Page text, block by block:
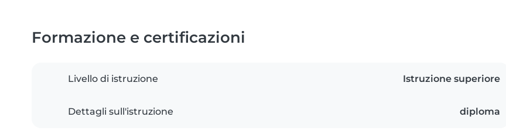
Formazione e certificazioni
Livello di istruzione Istruzione superiore
Dettagli sull'istruzione diploma